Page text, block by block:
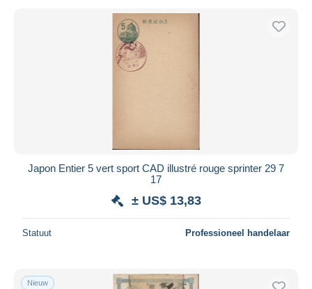
Japon Entier 5 vert sport CAD illustré rouge sprinter 29 7
17
± US$ 13,83
Statuut Professioneel handelaar
Nieuw